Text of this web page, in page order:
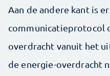
Aan de andere kant is
communicatieprotocol
overdracht vanuit het
de energie-overdracht